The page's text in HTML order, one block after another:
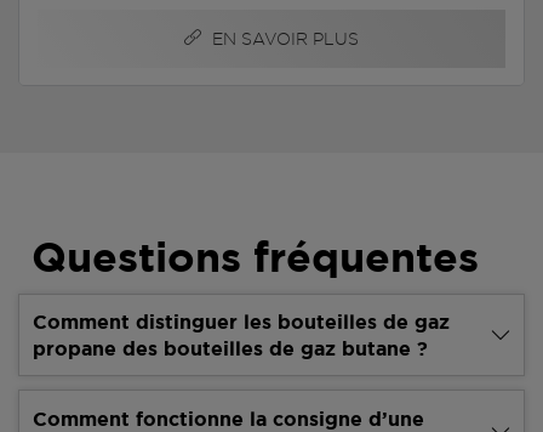
EN SAVOIR PLUS
Questions fréquentes
Comment distinguer les bouteilles de gaz
propane des bouteilles de gaz butane ?
Comment fonctionne la consigne d’une